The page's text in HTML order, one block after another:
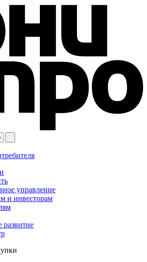
управление
и инвесторам
развитие